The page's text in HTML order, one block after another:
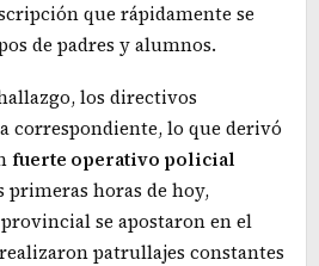
que rápidamente se
de padres y alumnos.
los directivos
correspondiente, lo que derivó
fuerte operativo policial
primeras horas de hoy,
se apostaron en el
patrullajes constantes